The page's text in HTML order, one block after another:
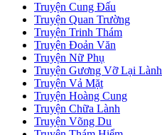
Truyện Cung Đấu
Truyện Quan Trường
Truyện Trinh Thám
Truyện Đoản Văn
Truyện Nữ Phụ
Truyện Gương Vỡ Lại Lành
Truyện Vả Mặt
Truyện Hoàng Cung
Truyện Chữa Lành
Truyện Võng Du